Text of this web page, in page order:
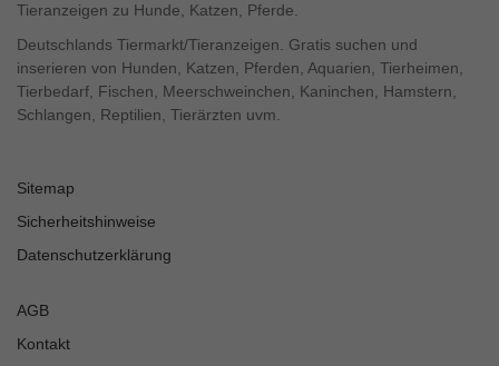
Tieranzeigen zu Hunde, Katzen, Pferde.
Deutschlands Tiermarkt/Tieranzeigen. Gratis suchen und
inserieren von Hunden, Katzen, Pferden, Aquarien, Tierheimen,
Tierbedarf, Fischen, Meerschweinchen, Kaninchen, Hamstern,
Schlangen, Reptilien, Tierärzten uvm.
Sitemap
Sicherheitshinweise
Datenschutzerklärung
AGB
Kontakt